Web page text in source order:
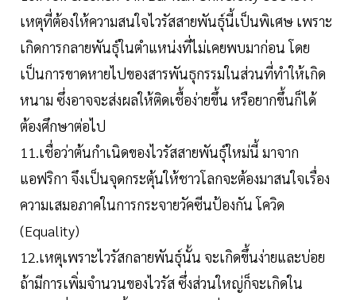
เหตุที่ต้องให้ความสนใจไวรัสสายพันธุ์นี้เป็นพิเศษ เพราะ
เกิดการกลายพันธุ์ในตำแหน่งที่ไม่เคยพบมาก่อน โดย
เป็นการขาดหายไปของสารพันธุกรรมในส่วนที่ทำให้เกิด
หนาม ซึ่งอาจจะส่งผลให้ติดเชื้อง่ายขึ้น หรือยากขึ้นก็ได้
ต้องศึกษาต่อไป
11.เชื่อว่าต้นกำเนิดของไวรัสสายพันธุ์ใหม่นี้ มาจาก
แอฟริกา จึงเป็นจุดกระตุ้นให้ชาวโลกจะต้องมาสนใจเรื่อง
ความเสมอภาคในการกระจายวัคซีนป้องกัน โควิด
(Equality)
12.เหตุเพราะไวรัสกลายพันธุ์นั้น จะเกิดขึ้นง่ายและบ่อย
ถ้ามีการเพิ่มจำนวนของไวรัส ซึ่งส่วนใหญ่ก็จะเกิดใน